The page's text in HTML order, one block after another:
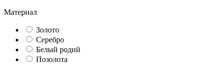
Материал
Золото
Серебро
Белый родий
Позолота